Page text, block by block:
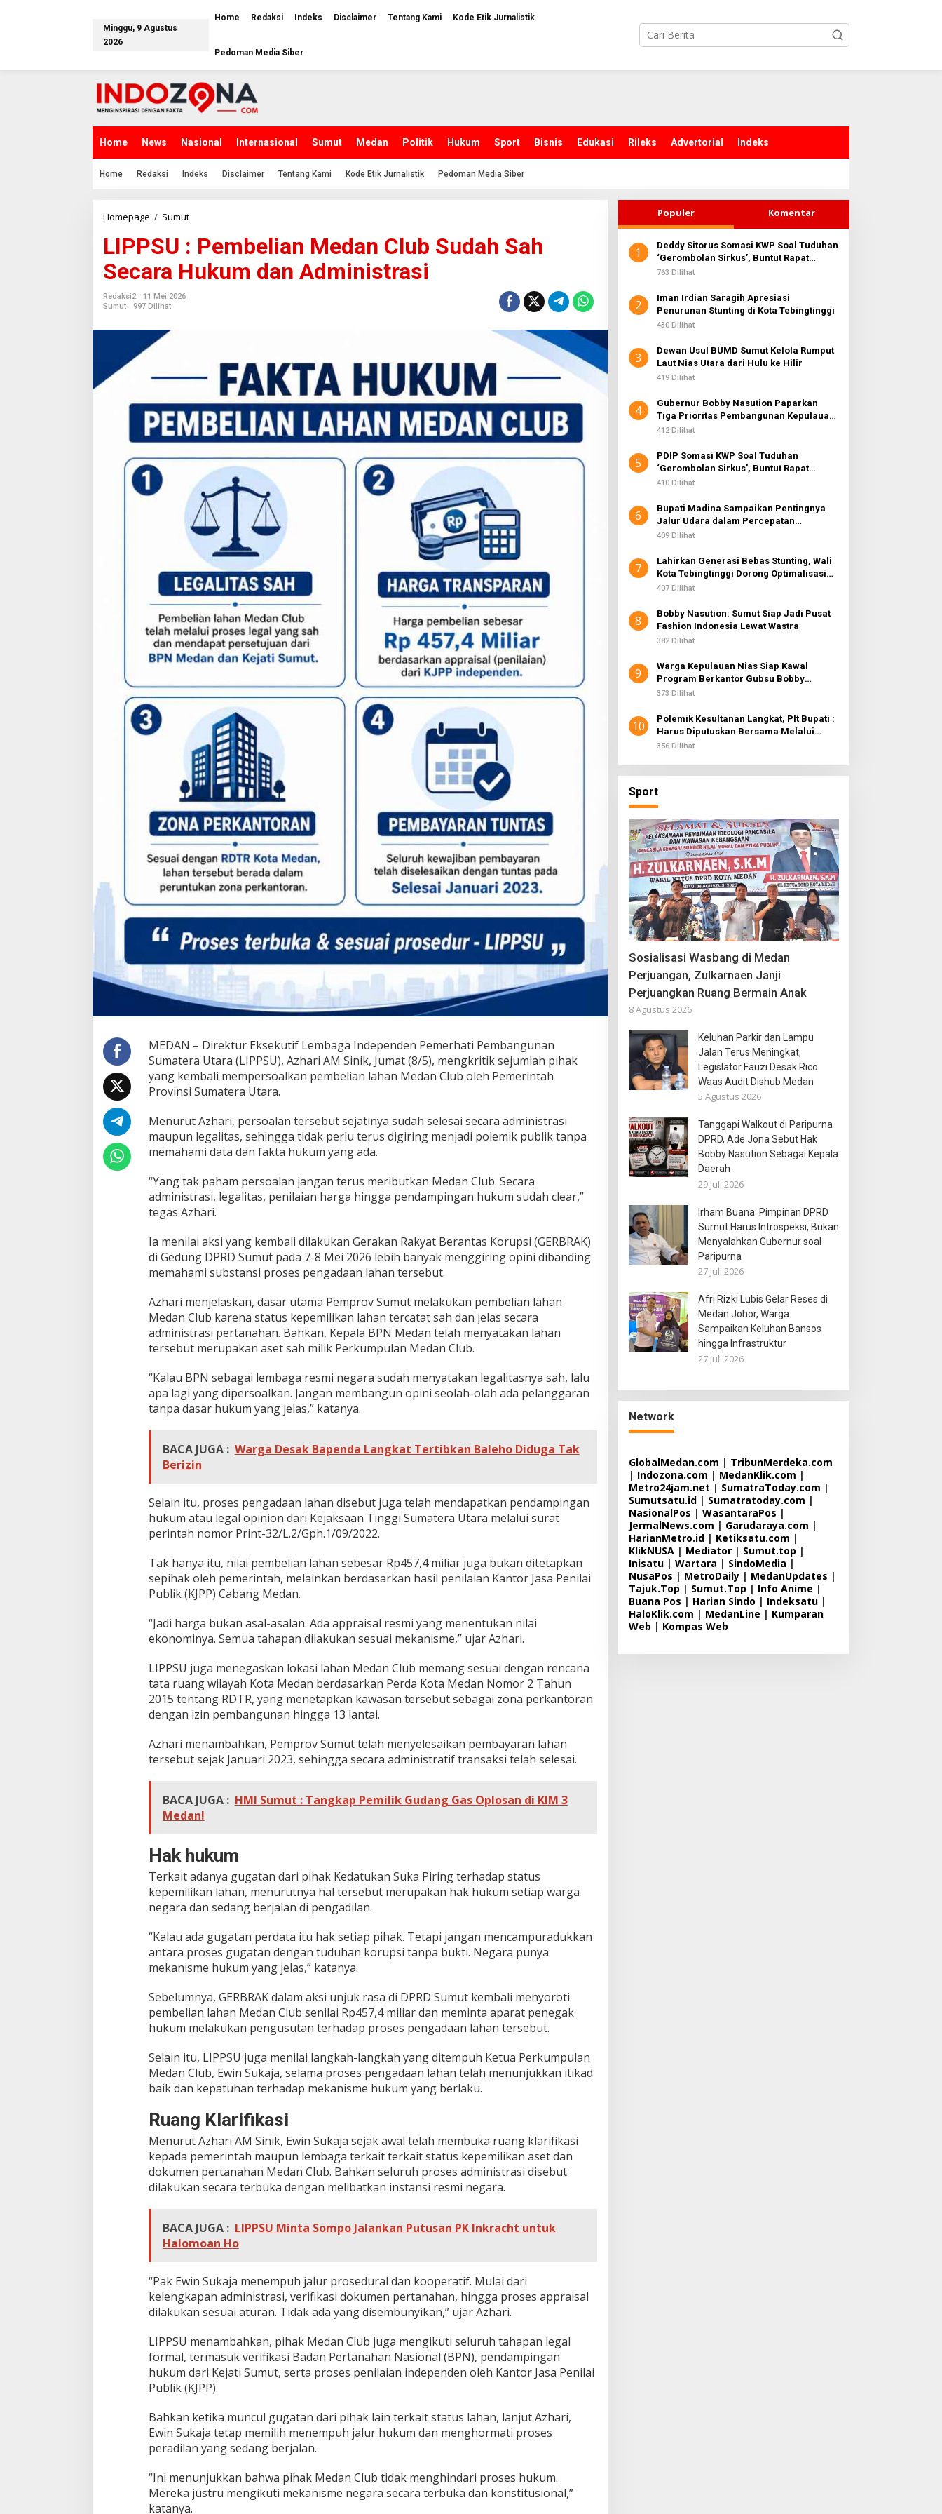
Minggu, 9 Agustus
2026
Home Redaksi Indeks Disclaimer Tentang Kami Kode Etik Jurnalistik
Pedoman Media Siber
Home News Nasional Internasional Sumut Medan Politik Hukum Sport Bisnis Edukasi Rileks Advertorial Indeks
Home Redaksi Indeks Disclaimer Tentang Kami Kode Etik Jurnalistik Pedoman Media Siber
Homepage / SumutLIPPSU
Pembelian
Medan
Club
Sudah
LIPPSU : Pembelian Medan Club Sudah Sah
Secara Hukum dan Administrasi
Redaksi2
11 Mei 2026
Sumut
997 Dilihat
MEDAN – Direktur Eksekutif Lembaga Independen Pemerhati Pembangunan
Sumatera Utara (LIPPSU), Azhari AM Sinik, Jumat (8/5), mengkritik sejumlah pihak
yang kembali mempersoalkan pembelian lahan Medan Club oleh Pemerintah
Provinsi Sumatera Utara.
Menurut Azhari, persoalan tersebut sejatinya sudah selesai secara administrasi
maupun legalitas, sehingga tidak perlu terus digiring menjadi polemik publik tanpa
memahami data dan fakta hukum yang ada.
“Yang tak paham persoalan jangan terus meributkan Medan Club. Secara
administrasi, legalitas, penilaian harga hingga pendampingan hukum sudah clear,”
tegas Azhari.
Ia menilai aksi yang kembali dilakukan Gerakan Rakyat Berantas Korupsi (GERBRAK)
di Gedung DPRD Sumut pada 7-8 Mei 2026 lebih banyak menggiring opini dibanding
memahami substansi proses pengadaan lahan tersebut.
Azhari menjelaskan, dasar utama Pemprov Sumut melakukan pembelian lahan
Medan Club karena status kepemilikan lahan tercatat sah dan jelas secara
administrasi pertanahan. Bahkan, Kepala BPN Medan telah menyatakan lahan
tersebut merupakan aset sah milik Perkumpulan Medan Club.
“Kalau BPN sebagai lembaga resmi negara sudah menyatakan legalitasnya sah, lalu
apa lagi yang dipersoalkan. Jangan membangun opini seolah-olah ada pelanggaran
tanpa dasar hukum yang jelas,” katanya.
BACA JUGA : Warga Desak Bapenda Langkat Tertibkan Baleho Diduga Tak
Berizin
Selain itu, proses pengadaan lahan disebut juga telah mendapatkan pendampingan
hukum atau legal opinion dari Kejaksaan Tinggi Sumatera Utara melalui surat
perintah nomor Print-32/L.2/Gph.1/09/2022.
Tak hanya itu, nilai pembelian lahan sebesar Rp457,4 miliar juga bukan ditetapkan
sepihak oleh pemerintah, melainkan berdasarkan hasil penilaian Kantor Jasa Penilai
Publik (KJPP) Cabang Medan.
“Jadi harga bukan asal-asalan. Ada appraisal resmi yang menentukan nilai
ekonominya. Semua tahapan dilakukan sesuai mekanisme,” ujar Azhari.
LIPPSU juga menegaskan lokasi lahan Medan Club memang sesuai dengan rencana
tata ruang wilayah Kota Medan berdasarkan Perda Kota Medan Nomor 2 Tahun
2015 tentang RDTR, yang menetapkan kawasan tersebut sebagai zona perkantoran
dengan izin pembangunan hingga 13 lantai.
Azhari menambahkan, Pemprov Sumut telah menyelesaikan pembayaran lahan
tersebut sejak Januari 2023, sehingga secara administratif transaksi telah selesai.
BACA JUGA : HMI Sumut : Tangkap Pemilik Gudang Gas Oplosan di KIM 3
Medan!
Hak hukum
Terkait adanya gugatan dari pihak Kedatukan Suka Piring terhadap status
kepemilikan lahan, menurutnya hal tersebut merupakan hak hukum setiap warga
negara dan sedang berjalan di pengadilan.
“Kalau ada gugatan perdata itu hak setiap pihak. Tetapi jangan mencampuradukkan
antara proses gugatan dengan tuduhan korupsi tanpa bukti. Negara punya
mekanisme hukum yang jelas,” katanya.
Sebelumnya, GERBRAK dalam aksi unjuk rasa di DPRD Sumut kembali menyoroti
pembelian lahan Medan Club senilai Rp457,4 miliar dan meminta aparat penegak
hukum melakukan pengusutan terhadap proses pengadaan lahan tersebut.
Selain itu, LIPPSU juga menilai langkah-langkah yang ditempuh Ketua Perkumpulan
Medan Club, Ewin Sukaja, selama proses pengadaan lahan telah menunjukkan itikad
baik dan kepatuhan terhadap mekanisme hukum yang berlaku.
Ruang Klarifikasi
Menurut Azhari AM Sinik, Ewin Sukaja sejak awal telah membuka ruang klarifikasi
kepada pemerintah maupun lembaga terkait terkait status kepemilikan aset dan
dokumen pertanahan Medan Club. Bahkan seluruh proses administrasi disebut
dilakukan secara terbuka dengan melibatkan instansi resmi negara.
BACA JUGA : LIPPSU Minta Sompo Jalankan Putusan PK Inkracht untuk
Halomoan Ho
“Pak Ewin Sukaja menempuh jalur prosedural dan kooperatif. Mulai dari
kelengkapan administrasi, verifikasi dokumen pertanahan, hingga proses appraisal
dilakukan sesuai aturan. Tidak ada yang disembunyikan,” ujar Azhari.
LIPPSU menambahkan, pihak Medan Club juga mengikuti seluruh tahapan legal
formal, termasuk verifikasi Badan Pertanahan Nasional (BPN), pendampingan
hukum dari Kejati Sumut, serta proses penilaian independen oleh Kantor Jasa Penilai
Publik (KJPP).
Bahkan ketika muncul gugatan dari pihak lain terkait status lahan, lanjut Azhari,
Ewin Sukaja tetap memilih menempuh jalur hukum dan menghormati proses
peradilan yang sedang berjalan.
“Ini menunjukkan bahwa pihak Medan Club tidak menghindari proses hukum.
Mereka justru mengikuti mekanisme negara secara terbuka dan konstitusional,”
katanya.
Populer Komentar
1
Deddy Sitorus Somasi KWP Soal Tuduhan
‘Gerombolan Sirkus’, Buntut Rapat
Komisi II Dipimpin Sufmi Dasco Ahmad
763 Dilihat
2
Iman Irdian Saragih Apresiasi
Penurunan Stunting di Kota Tebingtinggi
430 Dilihat
3
Dewan Usul BUMD Sumut Kelola Rumput
Laut Nias Utara dari Hulu ke Hilir
419 Dilihat
4
Gubernur Bobby Nasution Paparkan
Tiga Prioritas Pembangunan Kepulauan
Nias
412 Dilihat
5
PDIP Somasi KWP Soal Tuduhan
‘Gerombolan Sirkus’, Buntut Rapat
Komisi II Dipimpin Sufmi Dasco Ahmad
410 Dilihat
6
Bupati Madina Sampaikan Pentingnya
Jalur Udara dalam Percepatan
Pembangunan
409 Dilihat
7
Lahirkan Generasi Bebas Stunting, Wali
Kota Tebingtinggi Dorong Optimalisasi
SP3 Catin
407 Dilihat
8
Bobby Nasution: Sumut Siap Jadi Pusat
Fashion Indonesia Lewat Wastra
382 Dilihat
9
Warga Kepulauan Nias Siap Kawal
Program Berkantor Gubsu Bobby
Nasution
373 Dilihat
10
Polemik Kesultanan Langkat, Plt Bupati :
Harus Diputuskan Bersama Melalui
Forum Dialog
356 Dilihat
Sport
Sosialisasi Wasbang di Medan
Perjuangan, Zulkarnaen Janji
Perjuangkan Ruang Bermain Anak
8 Agustus 2026
Keluhan Parkir dan Lampu
Jalan Terus Meningkat,
Legislator Fauzi Desak Rico
Waas Audit Dishub Medan
5 Agustus 2026
Tanggapi Walkout di Paripurna
DPRD, Ade Jona Sebut Hak
Bobby Nasution Sebagai Kepala
Daerah
29 Juli 2026
Irham Buana: Pimpinan DPRD
Sumut Harus Introspeksi, Bukan
Menyalahkan Gubernur soal
Paripurna
27 Juli 2026
Afri Rizki Lubis Gelar Reses di
Medan Johor, Warga
Sampaikan Keluhan Bansos
hingga Infrastruktur
27 Juli 2026
Network
GlobalMedan.com | TribunMerdeka.com
| Indozona.com | MedanKlik.com |
Metro24jam.net | SumatraToday.com |
Sumutsatu.id| Sumatratoday.com |
NasionalPos | WasantaraPos |
JermalNews.com | Garudaraya.com |
HarianMetro.id| Ketiksatu.com |
KlikNUSA| Mediator| Sumut.top |
Inisatu| Wartara | SindoMedia |
NusaPos | MetroDaily| MedanUpdates |
Tajuk.Top | Sumut.Top | Info Anime |
Buana Pos | Harian Sindo | Indeksatu|
HaloKlik.com | MedanLine | Kumparan
Web | Kompas Web